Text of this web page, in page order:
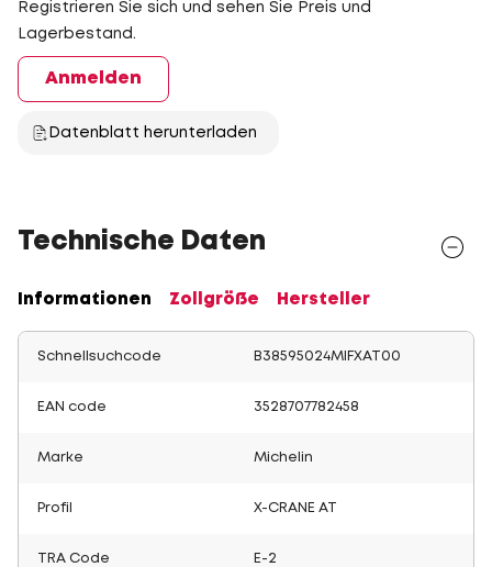
Registrieren Sie sich und sehen Sie Preis und
Lagerbestand.
Anmelden
Datenblatt herunterladen
Technische Daten
Informationen Zollgröße Hersteller
Schnellsuchcode B38595024MIFXAT00
EAN code 3528707782458
Marke Michelin
Profil X-CRANE AT
TRA Code E-2